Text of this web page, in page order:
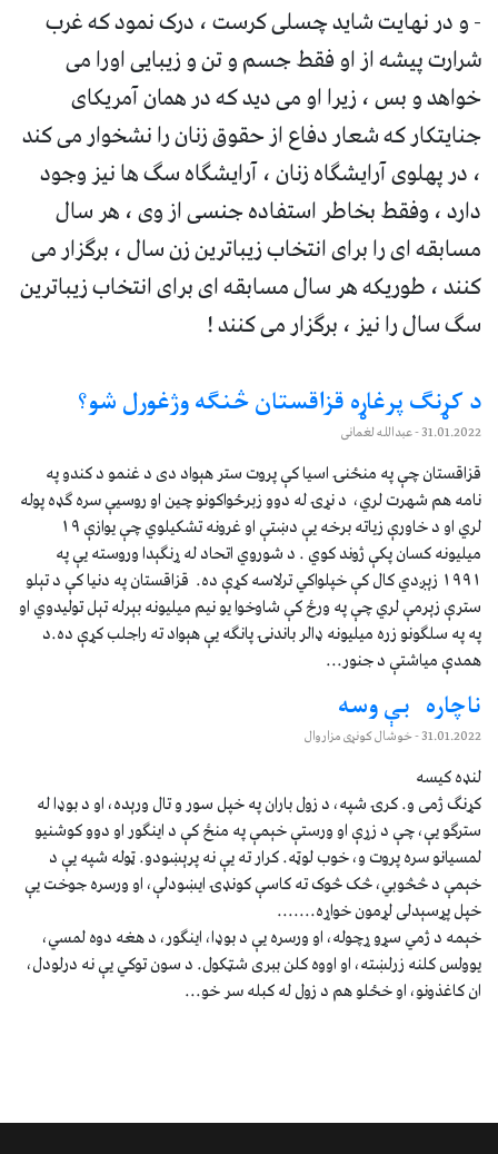
- و در نهایت شاید چسلی کرست ، درک نمود که غرب
شرارت پیشه از او فقط جسم و تن و زیبایی اورا می
خواهد و بس ، زیرا او می دید که در همان آمریکای
جنایتکار که شعار دفاع از حقوق زنان را نشخوار می کند
، در پهلوی آرایشگاه زنان ، آرایشگاه سگ ها نیز وجود
دارد ، وفقط بخاطر استفاده جنسی از وی ، هر سال
مسابقه ای را برای انتخاب زیباترین زن سال ، برگزار می
کنند ، طوریکه هر سال مسابقه ای برای انتخاب زیباترین
سگ سال را نیز ، برگزار می کنند !
د کړنګ پرغاړه قزاقستان څنګه وژغورل شو؟
31.01.2022- عبدالله لغمانی
قزاقستان چې په منځنۍ اسيا کې پروت ستر هېواد دی د غنمو د کندو په
نامه هم شهرت لري، د نړۍ له دوو زبرځواکونو چين او روسیې سره ګډه پوله
لري او د خاورې زياته برخه یې دښتې او غرونه تشکيلوي چې يوازې ۱۹
ميليونه کسان پکې ژوند کوي . د شوروي اتحاد له ړنګېدا وروسته یې په
۱۹۹۱ زېږدي کال کې خپلواکي ترلاسه کړې ده. قزاقستان په دنيا کې د تېلو
سترې زېرمې لري چې په ورځ کې شاوخوا يو نيم ميليونه بېرله تېل توليدوي او
په په سلګونو زره ميليونه ډالر باندنۍ پانګه یې هېواد ته راجلب کړې ده.د
همدې مياشتې د جنور...
ناچاره بې وسه
31.01.2022- خوشال کونړی مزاروال
لنډه کیسه
کړنګ ژمی و. کرۍ شپه، د زول باران په خپل سور و تال ورېده، او د بوډا له
سترګو یې، چې د زړې او ورستې خېمې په منځ کې د اینګور او دوو کوشنیو
لمسیانو سره پروت و، خوب لوټه. کرار ته یې نه پرېښودو. ټوله شپه یې د
خېمې د څڅوبي، څک څوک ته کاسې کونډۍ ایښودلې، او ورسره جوخت یې
خپل پړسېدلی لړمون خواړه.......
خېمه د ژمي سړو ړچوله، او ورسره یې د بوډا، اینګور، د هغه دوه لمسي،
یوولس کلنه زرلښته، او اووه کلن ببری شټکول. د سون توکي یې نه درلودل،
ان کاغذونو، او خځلو هم د زول له کبله سر خو...